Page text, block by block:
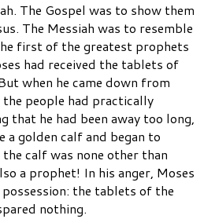
The Gospel was to show them
The Messiah was to resemble
first of the greatest prophets
had received the tablets of
when he came down from
people had practically
that he had been away too long,
a golden calf and began to
calf was none other than
a prophet! In his anger, Moses
the tablets of the
nothing.